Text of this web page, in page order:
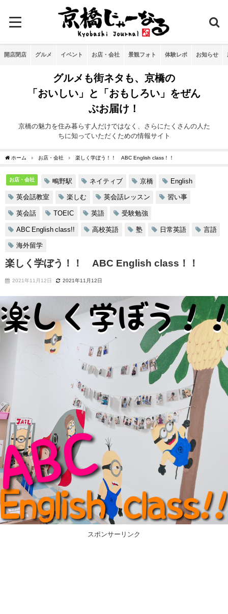
開店閉店 グルメ イベント お店・会社 景観フォト 体験レポ お知らせ
グルメも街ネタも、京橋の
「おいしい」と「おもしろい」をぜん
ぶお届け！
京橋の魅力を住み暮らす人だけではなく、さらにたくさんの人た
ちに知っていただくための情報サイト
ホーム お店・会社 楽しく学ぼう！！ ABC English class！！
お店・会社 鴫野駅 ネイティブ 京橋 English
英会話教室 楽しむ 英会話レッスン 習い事
英会話 TOEIC 英語 受験勉強
ABC English class!! 高校英語 塾 日常英語 言語
海外留学
楽しく学ぼう！！ ABC English class！！
2021年11月12日 2021年11月12日
スポンサーリンク